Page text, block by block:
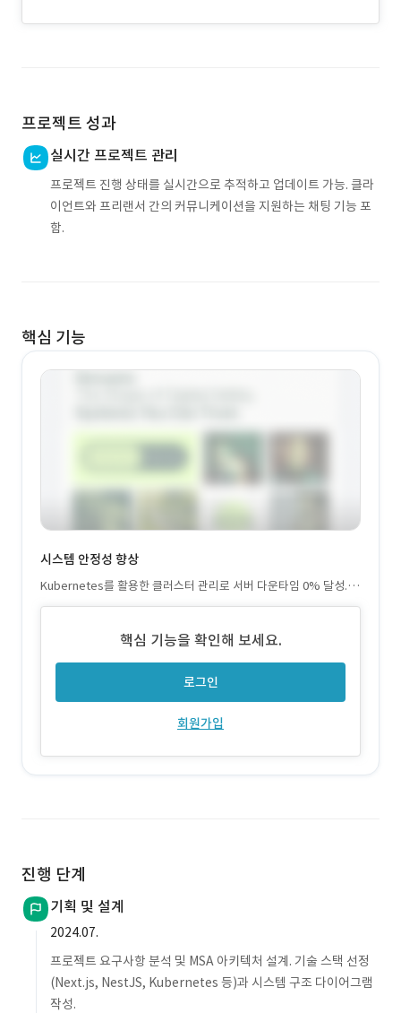
프로젝트 성과
실시간 프로젝트 관리
프로젝트 진행 상태를 실시간으로 추적하고 업데이트 가능. 클라
이언트와 프리랜서 간의 커뮤니케이션을 지원하는 채팅 기능 포
함.
핵심 기능
시스템 안정성 향상
Kubernetes를 활용한 클러스터 관리로 서버 다운타임 0% 달성. 9
9.9%의 가동률 유지
핵심 기능을 확인해 보세요.
로그인
회원가입
진행 단계
기획 및 설계
2024.07.
프로젝트 요구사항 분석 및 MSA 아키텍처 설계. 기술 스택 선정
(Next.js, NestJS, Kubernetes 등)과 시스템 구조 다이어그램
작성.